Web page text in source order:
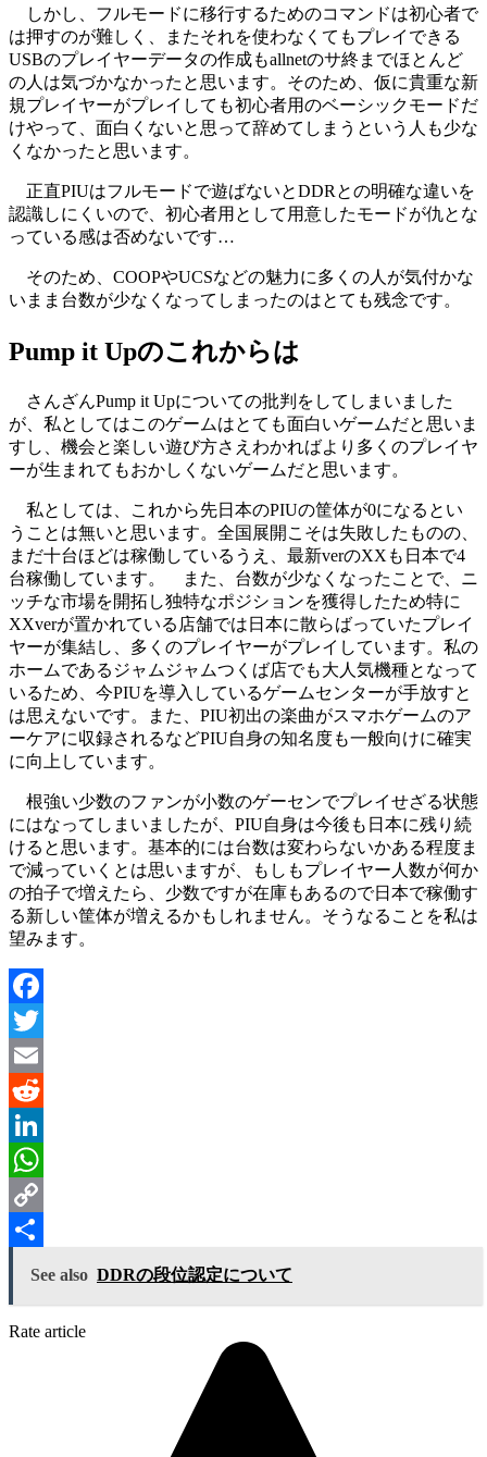
しかし、フルモードに移行するためのコマンドは初心者で
は押すのが難しく、またそれを使わなくてもプレイできる
USBのプレイヤーデータの作成もallnetのサ終までほとんど
の人は気づかなかったと思います。そのため、仮に貴重な新
規プレイヤーがプレイしても初心者用のベーシックモードだ
けやって、面白くないと思って辞めてしまうという人も少な
くなかったと思います。
正直PIUはフルモードで遊ばないとDDRとの明確な違いを
認識しにくいので、初心者用として用意したモードが仇とな
っている感は否めないです…
そのため、COOPやUCSなどの魅力に多くの人が気付かな
いまま台数が少なくなってしまったのはとても残念です。
Pump it Upのこれからは
さんざんPump it Upについての批判をしてしまいました
が、私としてはこのゲームはとても面白いゲームだと思いま
すし、機会と楽しい遊び方さえわかればより多くのプレイヤ
ーが生まれてもおかしくないゲームだと思います。
私としては、これから先日本のPIUの筐体が0になるとい
うことは無いと思います。全国展開こそは失敗したものの、
まだ十台ほどは稼働しているうえ、最新verのXXも日本で4
台稼働しています。 また、台数が少なくなったことで、ニ
ッチな市場を開拓し独特なポジションを獲得したため特に
XXverが置かれている店舗では日本に散らばっていたプレイ
ヤーが集結し、多くのプレイヤーがプレイしています。私の
ホームであるジャムジャムつくば店でも大人気機種となって
いるため、今PIUを導入しているゲームセンターが手放すと
は思えないです。また、PIU初出の楽曲がスマホゲームのア
ーケアに収録されるなどPIU自身の知名度も一般向けに確実
に向上しています。
根強い少数のファンが小数のゲーセンでプレイせざる状態
にはなってしまいましたが、PIU自身は今後も日本に残り続
けると思います。基本的には台数は変わらないかある程度ま
で減っていくとは思いますが、もしもプレイヤー人数が何か
の拍子で増えたら、少数ですが在庫もあるので日本で稼働す
る新しい筐体が増えるかもしれません。そうなることを私は
望みます。
Facebook
Twitter
Email
Reddit
LinkedIn
WhatsApp
Copy
See also DDRの段位認定について
Rate article